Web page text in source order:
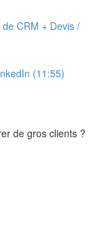
CRM + Devis /
(11:55)
de gros clients ?